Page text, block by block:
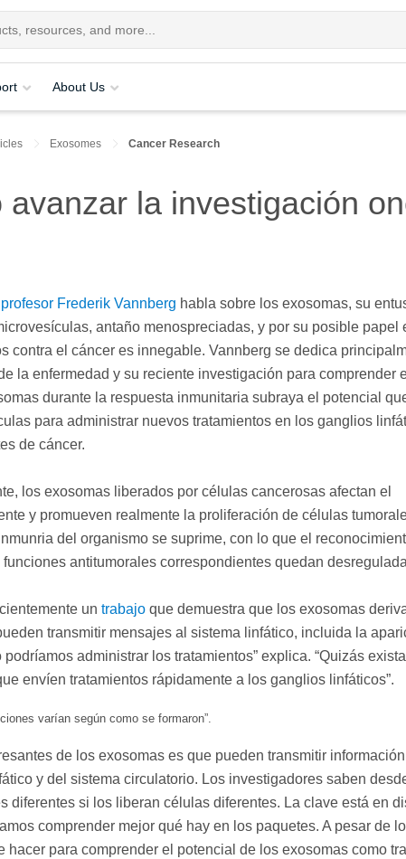
About Us
Exosomes Cancer Research
la investigación
profesor Frederik Vannberg habla sobre los exosomas, su
antaño menospreciadas, y por su posible papel
contra el cáncer es innegable. Vannberg se dedica
la enfermedad y su reciente investigación para comprender
durante la respuesta inmunitaria subraya el potencial
para administrar nuevos tratamientos en los ganglios
de cáncer.
los exosomas liberados por células cancerosas afectan el
y promueven realmente la proliferación de células
del organismo se suprime, con lo que el
funciones antitumorales correspondientes quedan
un trabajo que demuestra que los exosomas
transmitir mensajes al sistema linfático, incluida la
administrar los tratamientos” explica. “Quizás
envíen tratamientos rápidamente a los ganglios linfáticos”.
varían según como se formaron”.
de los exosomas es que pueden transmitir
y del sistema circulatorio. Los investigadores saben
diferentes si los liberan células diferentes. La clave está en
comprender mejor qué hay en los paquetes. A pesar de
para comprender el potencial de los exosomas como